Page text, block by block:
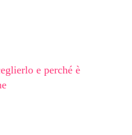
e perché è